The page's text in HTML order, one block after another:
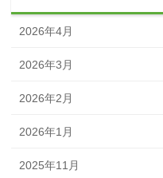
2026年4月
2026年3月
2026年2月
2026年1月
2025年11月